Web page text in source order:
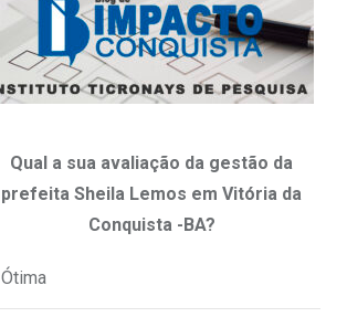
Qual a sua avaliação da gestão da
prefeita Sheila Lemos em Vitória da
Conquista -BA?
Ótima